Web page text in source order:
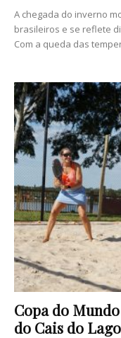
A chegada do inverno
brasileiros e se reflete
Com a queda das
Copa do
do Cais do Lago